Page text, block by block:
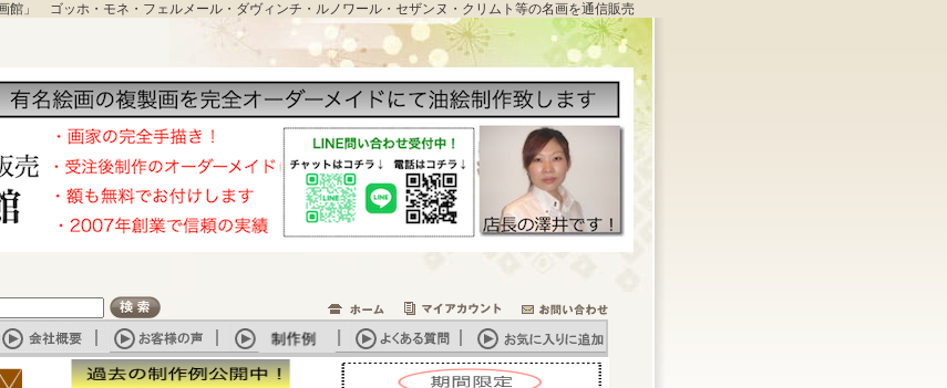
館」 ゴッホ・モネ・フェルメール・ダヴィンチ・ルノワール・セザンヌ・クリムト等の名画を通信販売